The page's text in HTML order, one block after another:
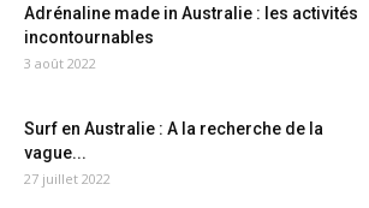
Adrénaline made in Australie : les activités
incontournables
3 août 2022
Surf en Australie : A la recherche de la
vague...
27 juillet 2022